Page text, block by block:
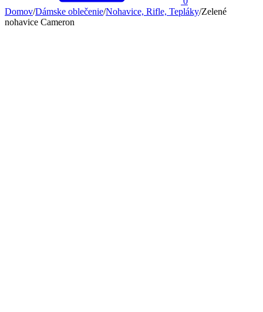
Domov/Dámske oblečenie/Nohavice, Rifle, Tepláky/Zelené
nohavice Cameron